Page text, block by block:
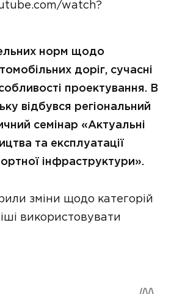
watch?
норм щодо
доріг, сучасні
проектування. В
відбувся регіональний
семінар «Актуальні
та експлуатації
інфраструктури».
зміни щодо категорій
використовувати